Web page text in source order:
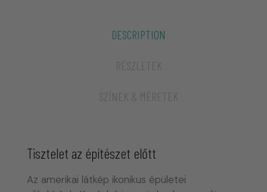
DESCRIPTION
RÉSZLETEK
SZÍNEK & MÉRETEK
Tisztelet az építészet előtt
Az amerikai látkép ikonikus épületei